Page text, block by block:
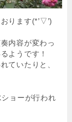
ります(*’▽’)
内容が変わっ
ようです！
ていたりと、
ョーが行われ